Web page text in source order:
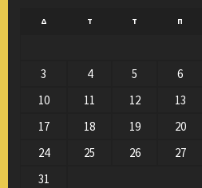
Δ Τ Τ Π
3
4 5 6
10
11 12 13
17
18 19 20
24
25 26 27
31